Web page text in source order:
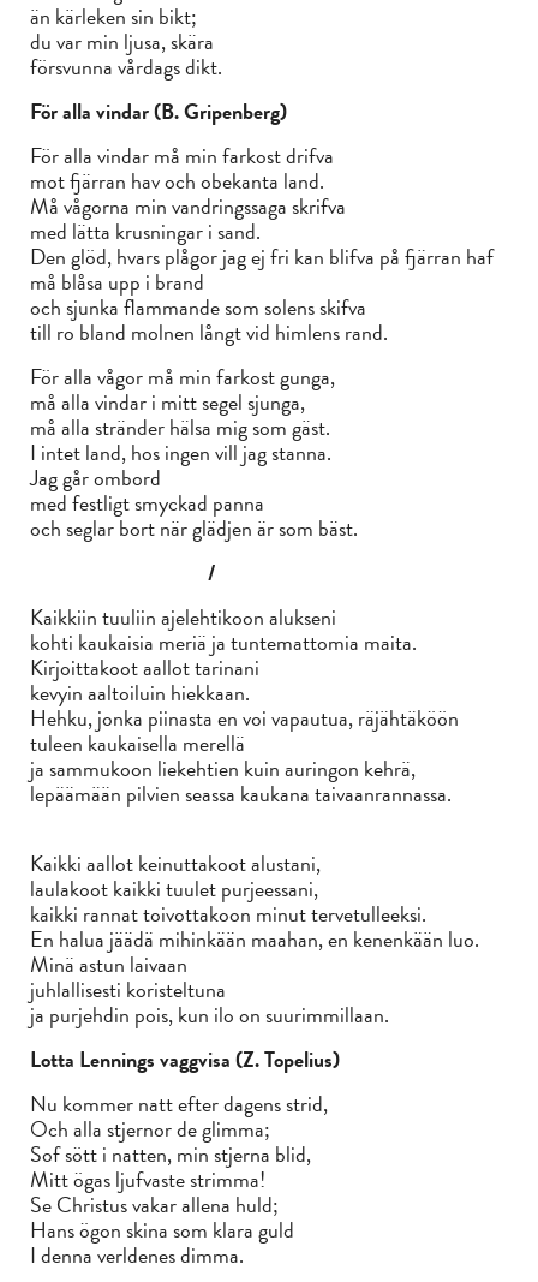
än kärleken sin bikt;
du var min ljusa, skära
försvunna vårdags dikt.
För alla vindar (B. Gripenberg)
För alla vindar må min farkost drifva
mot fjärran hav och obekanta land.
Må vågorna min vandringssaga skrifva
med lätta krusningar i sand.
Den glöd, hvars plågor jag ej fri kan blifva på fjärran haf
må blåsa upp i brand
och sjunka flammande som solens skifva
till ro bland molnen långt vid himlens rand.
För alla vågor må min farkost gunga,
må alla vindar i mitt segel sjunga,
må alla stränder hälsa mig som gäst.
I intet land, hos ingen vill jag stanna.
Jag går ombord
med festligt smyckad panna
och seglar bort när glädjen är som bäst.
/
Kaikkiin tuuliin ajelehtikoon alukseni
kohti kaukaisia meriä ja tuntemattomia maita.
Kirjoittakoot aallot tarinani
kevyin aaltoiluin hiekkaan.
Hehku, jonka piinasta en voi vapautua, räjähtäköön
tuleen kaukaisella merellä
ja sammukoon liekehtien kuin auringon kehrä,
lepäämään pilvien seassa kaukana taivaanrannassa.
Kaikki aallot keinuttakoot alustani,
laulakoot kaikki tuulet purjeessani,
kaikki rannat toivottakoon minut tervetulleeksi.
En halua jäädä mihinkään maahan, en kenenkään luo.
Minä astun laivaan
juhlallisesti koristeltuna
ja purjehdin pois, kun ilo on suurimmillaan.
Lotta Lennings vaggvisa (Z. Topelius)
Nu kommer natt efter dagens strid,
Och alla stjernor de glimma;
Sof sött i natten, min stjerna blid,
Mitt ögas ljufvaste strimma!
Se Christus vakar allena huld;
Hans ögon skina som klara guld
I denna verldenes dimma.